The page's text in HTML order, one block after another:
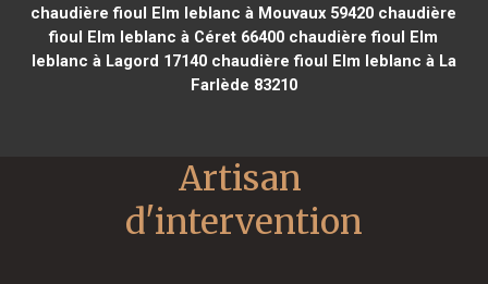
chaudière fioul Elm leblanc à Mouvaux 59420 chaudière
fioul Elm leblanc à Céret 66400 chaudière fioul Elm
leblanc à Lagord 17140chaudière fioul Elm leblanc à La
Farlède 83210
Artisan
d'intervention